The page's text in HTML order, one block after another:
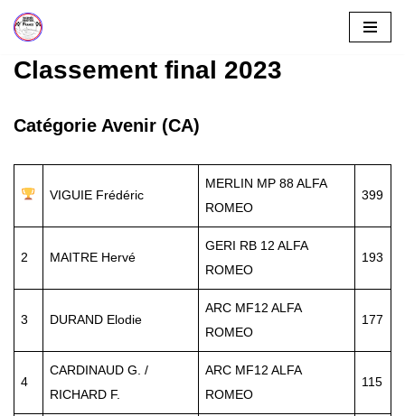
au
Classement final 2023
Catégorie Avenir (CA)
VIGUIE Frédéric
MERLIN MP 88 ALFA
ROMEO
399
2 MAITRE Hervé
GERI RB 12 ALFA
ROMEO
193
3 DURAND Elodie
ARC MF12 ALFA
ROMEO
177
4
CARDINAUD G. /
RICHARD F.
ARC MF12 ALFA
ROMEO
115